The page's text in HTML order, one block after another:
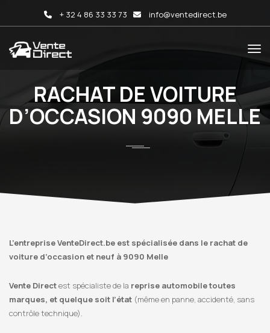
+ 32 4 86 33 33 73 info@ventedirect.be
RACHAT DE VOITURE
D’OCCASION 9090 MELLE
L’entreprise VenteDirect.be est spécialisée dans le rachat de
voiture d’occasion et neuf à 9090 Melle
Vente Directest spécialiste de la reprise automobile toutes
marques, et quelque soit l’état (même en panne, accidenté, sans
contrôle technique).